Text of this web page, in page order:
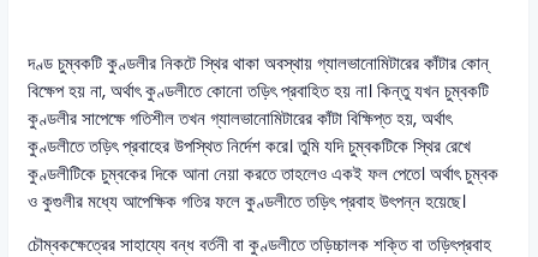
দণ্ড চুম্বকটি কুণ্ডলীর নিকটে স্থির থাকা অবস্থায় গ্যালভানোমিটারের কাঁটার কোন্
বিক্ষেপ হয় না, অর্থাৎ কুণ্ডলীতে কোনো তড়িৎ প্রবাহিত হয় না। কিন্তু যখন চুম্বকটি
কুণ্ডলীর সাপেক্ষে গতিশীল তখন গ্যালভানোমিটারের কাঁটা বিক্ষিপ্ত হয়, অর্থাৎ
কুণ্ডলীতে তড়িৎ প্রবাহের উপস্থিত নির্দেশ করে। তুমি যদি চুম্বকটিকে স্থির রেখে
কুণ্ডলীটিকে চুম্বকের দিকে আনা নেয়া করতে তাহলেও একই ফল পেতে। অর্থাৎ চুম্বক
ও কুগুলীর মধ্যে আপেক্ষিক গতির ফলে কুণ্ডলীতে তড়িৎ প্রবাহ উৎপন্ন হয়েছে।
চৌম্বকক্ষেত্রের সাহায্যে বন্ধ বর্তনী বা কুণ্ডলীতে তড়িচ্চালক শক্তি বা তড়িৎপ্রবাহ